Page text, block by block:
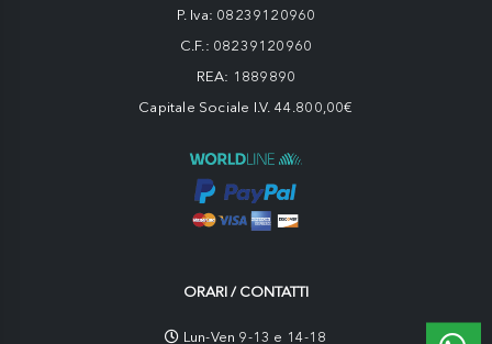
P. Iva: 08239120960
C.F.: 08239120960
REA: 1889890
Capitale Sociale I.V. 44.800,00€
ORARI / CONTATTI
Lun-Ven 9-13 e 14-18